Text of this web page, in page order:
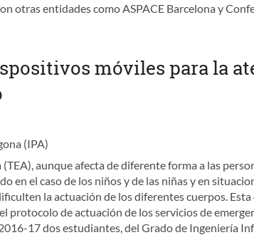
otras entidades como ASPACE Barcelona y
móviles para la
(IPA)
aunque afecta de diferente forma a las
en el caso de los niños y de las niñas y en
la actuación de los diferentes cuerpos. Esta
protocolo de actuación de los servicios de
17 dos estudiantes, del Grado de Ingeniería